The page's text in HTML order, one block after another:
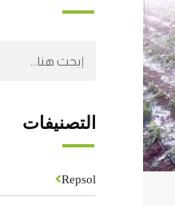
التصنيفات
Repsol